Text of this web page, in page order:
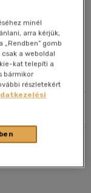
minél
arra kérjük,
„Rendben” gomb
a weboldal
kat telepíti a
bármikor
részletekért